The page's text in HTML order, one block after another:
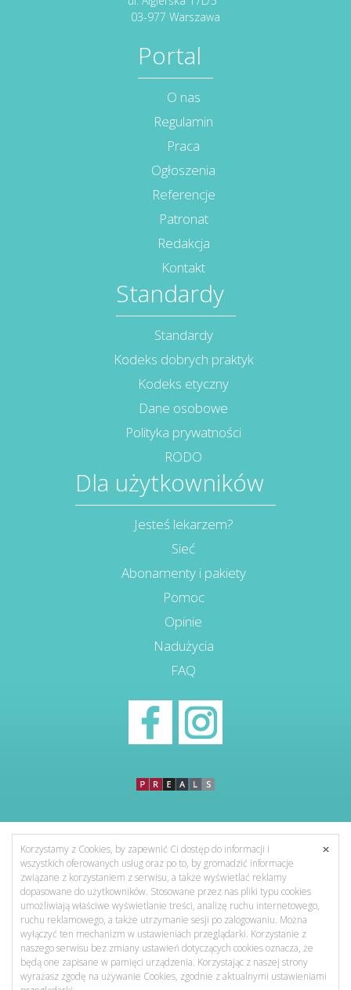
03-977 Warszawa
Portal
O nas
Regulamin
Praca
Ogłoszenia
Referencje
Patronat
Redakcja
Kontakt
Standardy
Standardy
Kodeks dobrych praktyk
Kodeks etyczny
Dane osobowe
Polityka prywatności
RODO
Dla użytkowników
Jesteś lekarzem?
Sieć
Abonamenty i pakiety
Pomoc
Opinie
Nadużycia
FAQ
Korzystamy z Cookies, by zapewnić Ci dostęp do informacji i
wszystkich oferowanych usług oraz po to, by gromadzić informacje
związane z korzystaniem z serwisu, a także wyświetlać reklamy
dopasowane do użytkowników. Stosowane przez nas pliki typu cookies
umożliwiają właściwe wyświetlanie treści, analizę ruchu internetowego,
ruchu reklamowego, a także utrzymanie sesji po zalogowaniu. Można
wyłączyć ten mechanizm w ustawieniach przeglądarki. Korzystanie z
naszego serwisu bez zmiany ustawień dotyczących cookies oznacza, że
będą one zapisane w pamięci urządzenia. Korzystając z naszej strony
wyrażasz zgodę na używanie Cookies, zgodnie z aktualnymi ustawieniami